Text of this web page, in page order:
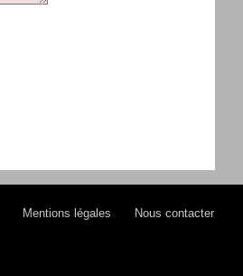
Mentions légales Nous contacter